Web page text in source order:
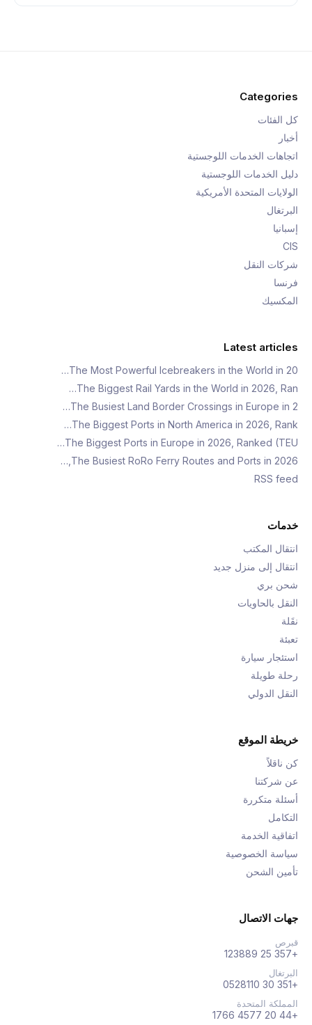
Categories
كل الفئات
أخبار
اتجاهات الخدمات اللوجستية
دليل الخدمات اللوجستية
الولايات المتحدة الأمريكية
البرتغال
إسبانيا
CIS
شركات النقل
فرنسا
المكسيك
Latest articles
The Most Powerful Icebreakers in the World in 20…
The Biggest Rail Yards in the World in 2026, Ran…
The Busiest Land Border Crossings in Europe in 2…
The Biggest Ports in North America in 2026, Rank…
The Biggest Ports in Europe in 2026, Ranked (TEU…
The Busiest RoRo Ferry Routes and Ports in 2026,…
RSS feed
خدمات
انتقال المكتب
انتقال إلى منزل جديد
شحن بري
النقل بالحاويات
نقَلة
تعبئة
استئجار سيارة
رحلة طويلة
النقل الدولي
خريطة الموقع
كن ناقلاً
عن شركتنا
أسئلة متكررة
التكامل
اتفاقية الخدمة
سياسة الخصوصية
تأمين الشحن
جهات الاتصال
قبرص
+357 25 123889
البرتغال
+351 30 0528110
المملكة المتحدة
+44 20 4577 1766